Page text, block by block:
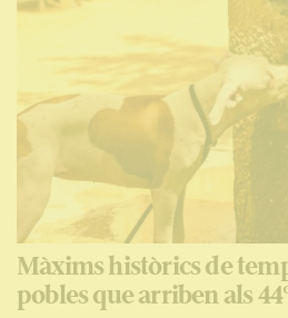
Màxims històrics de
pobles que arriben als